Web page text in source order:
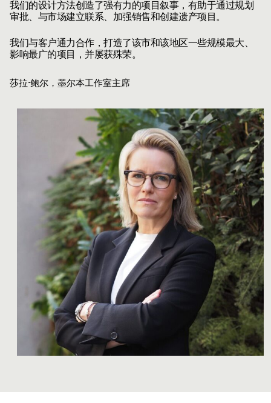
我们的设计方法创造了强有力的项目叙事，有助于通过规划
审批、与市场建立联系、加强销售和创建遗产项目。
我们与客户通力合作，打造了该市和该地区一些规模最大、
影响最广的项目，并屡获殊荣。
莎拉·鲍尔，墨尔本工作室主席